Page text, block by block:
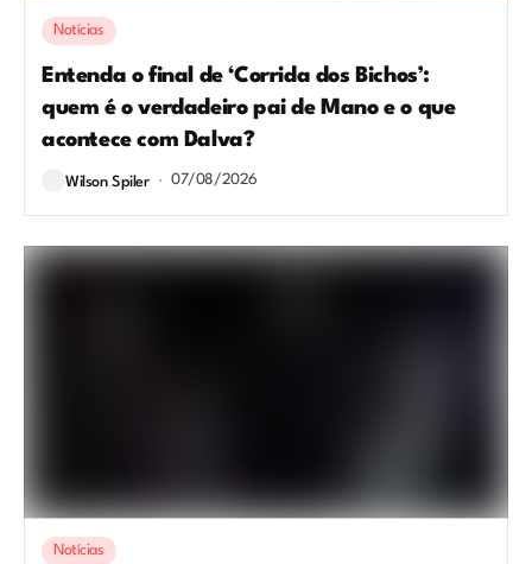
Notícias
Entenda o final de ‘Corrida dos Bichos’:
quem é o verdadeiro pai de Mano e o que
acontece com Dalva?
Wilson Spiler 07/08/2026
Notícias